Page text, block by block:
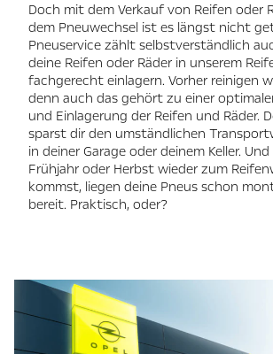
Doch mit dem Verkauf von Reifen oder
dem Pneuwechsel ist es längst nicht
Pneuservice zählt selbstverständlich
deine Reifen oder Räder in unserem
fachgerecht einlagern. Vorher reinigen
denn auch das gehört zu einer
und Einlagerung der Reifen und Räder.
sparst dir den umständlichen
in deiner Garage oder deinem Keller.
Frühjahr oder Herbst wieder zum
kommst, liegen deine Pneus schon
bereit. Praktisch, oder?